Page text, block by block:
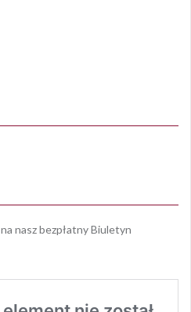
nasz bezpłatny Biuletyn